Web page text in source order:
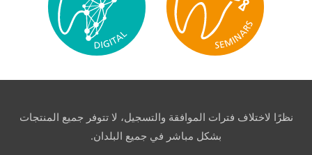
نظرًا لاختلاف فترات الموافقة والتسجيل، لا تتوفر جميع المنتجات
بشكل مباشر في جميع البلدان.